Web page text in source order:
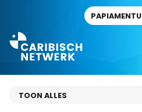
PAPIAMENTU